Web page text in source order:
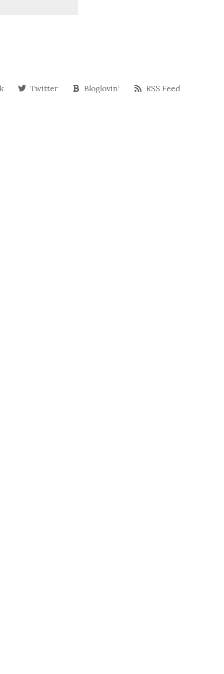
Twitter Bloglovin‘ RSS Feed